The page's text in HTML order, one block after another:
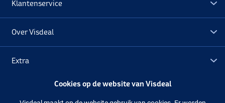
Klantenservice
Over Visdeal
Extra
Cookies op de website van Visdeal